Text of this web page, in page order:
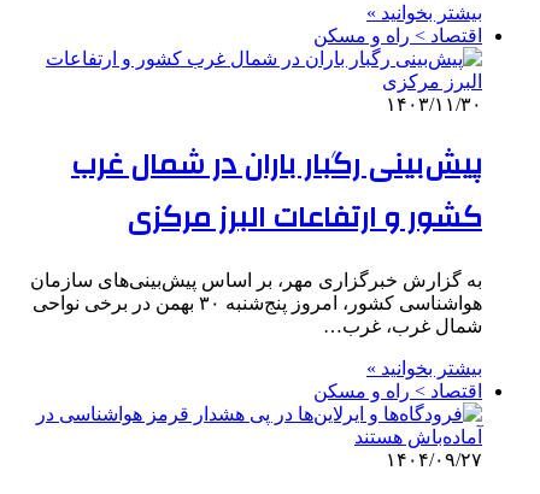
بیشتر بخوانید »
اقتصاد > راه و مسکن
۱۴۰۳/۱۱/۳۰
پیش‌بینی رگبار باران در شمال غرب
کشور و ارتفاعات البرز مرکزی
به گزارش خبرگزاری مهر، بر اساس پیش‌بینی‌های سازمان
هواشناسی کشور، امروز پنج‌شنبه ۳۰ بهمن در برخی نواحی
شمال غرب، غرب…
بیشتر بخوانید »
اقتصاد > راه و مسکن
۱۴۰۴/۰۹/۲۷